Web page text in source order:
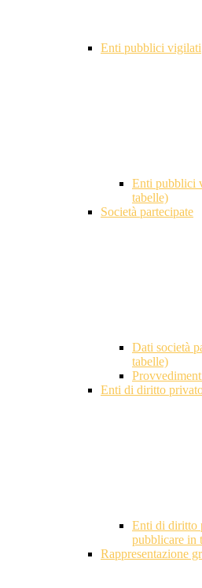
Enti pubblici vigilati
Enti pubblici
tabelle)
Società partecipate
Dati società
tabelle)
Enti di diritto
Enti di diritto
pubblicare in
Rappresentazione